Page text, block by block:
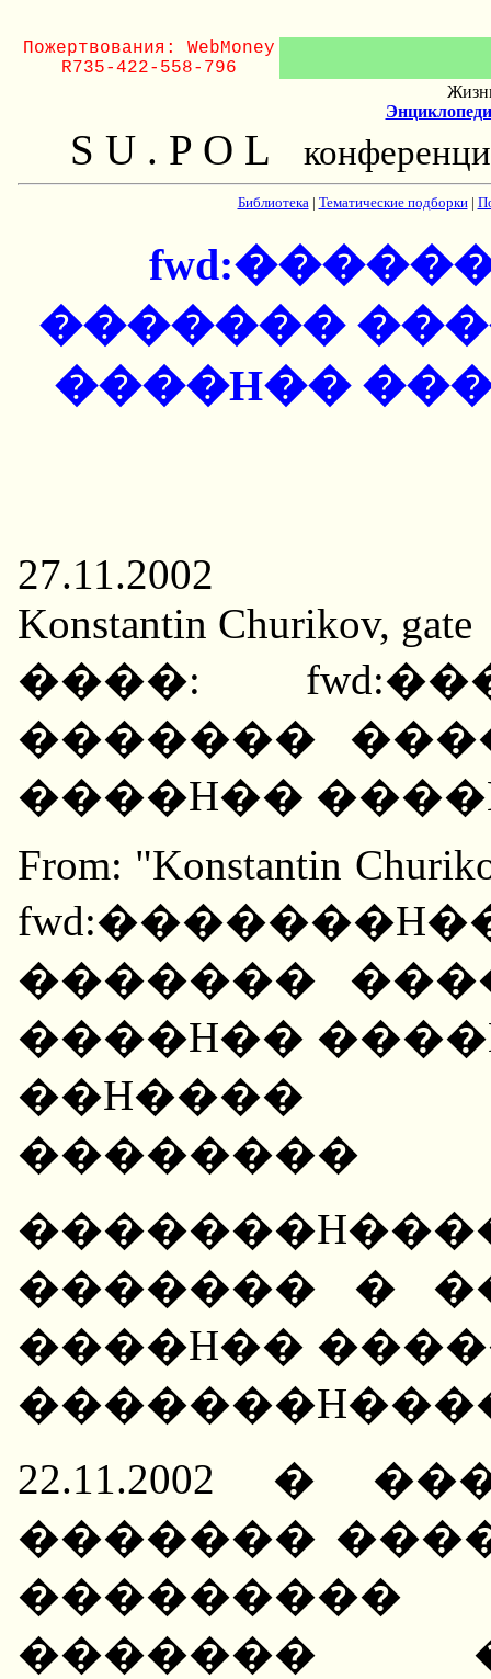
Пожертвования: WebMoney
R735-422-558-796
S U . P O L
Библиотека| Тематические подборки|
�������
����H��
27.11.2002
Konstantin Churikov, gate
����:
�������
����H��
From: "Konstantin
�������
����H��
��H����
��������
������� �
����H��
22.11.2002 �
�������
�������